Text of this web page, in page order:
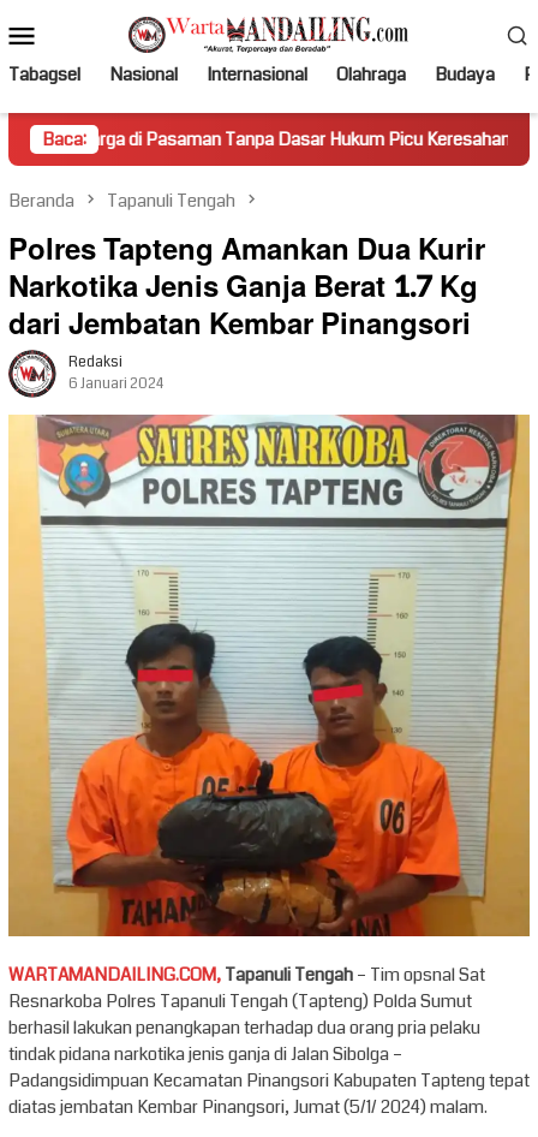
ke
kontenMobile
Tabagsel Nasional Internasional Olahraga Budaya
Baca:
Pasaman Tanpa Dasar Hukum Picu Keresahan Truk
Beranda Tapanuli Tengah
Polres Tapteng Amankan Dua Kurir
Narkotika Jenis Ganja Berat 1.7 Kg
dari Jembatan Kembar Pinangsori
Redaksi
6 Januari 2024
WARTAMANDAILING.COM,Tapanuli Tengah– Tim opsnal Sat
Resnarkoba Polres Tapanuli Tengah (Tapteng) Polda Sumut
berhasil lakukan penangkapan terhadap dua orang pria pelaku
tindak pidana narkotika jenis ganja di Jalan Sibolga –
Padangsidimpuan Kecamatan Pinangsori Kabupaten Tapteng tepat
diatas jembatan Kembar Pinangsori, Jumat (5/1/ 2024) malam.